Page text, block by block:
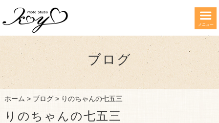
メニュー
ブログ
ホーム > ブログ> りのちゃんの七五三
りのちゃんの七五三